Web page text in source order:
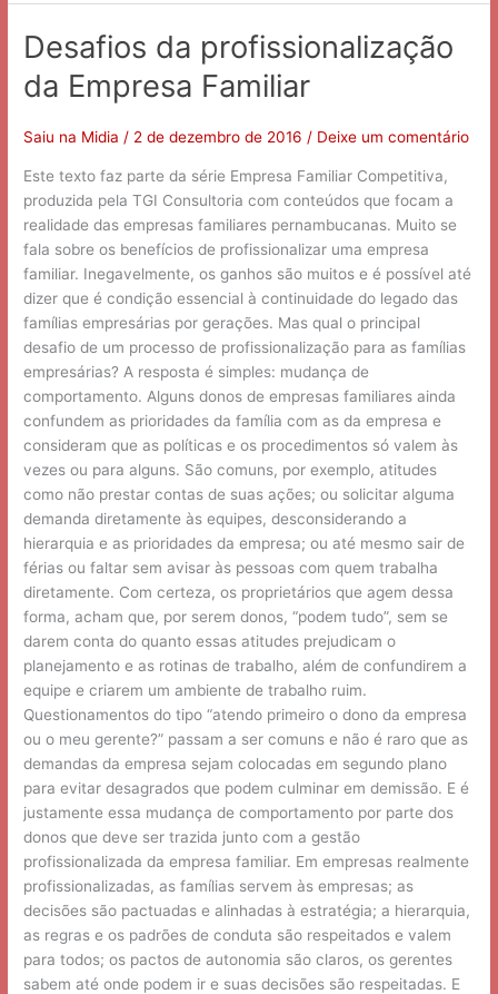
Desafios da profissionalização
da Empresa Familiar
Saiu na Midia / 2 de dezembro de 2016 / Deixe um comentário
Este texto faz parte da série Empresa Familiar Competitiva,
produzida pela TGI Consultoria com conteúdos que focam a
realidade das empresas familiares pernambucanas. Muito se
fala sobre os benefícios de profissionalizar uma empresa
familiar. Inegavelmente, os ganhos são muitos e é possível até
dizer que é condição essencial à continuidade do legado das
famílias empresárias por gerações. Mas qual o principal
desafio de um processo de profissionalização para as famílias
empresárias? A resposta é simples: mudança de
comportamento. Alguns donos de empresas familiares ainda
confundem as prioridades da família com as da empresa e
consideram que as políticas e os procedimentos só valem às
vezes ou para alguns. São comuns, por exemplo, atitudes
como não prestar contas de suas ações; ou solicitar alguma
demanda diretamente às equipes, desconsiderando a
hierarquia e as prioridades da empresa; ou até mesmo sair de
férias ou faltar sem avisar às pessoas com quem trabalha
diretamente. Com certeza, os proprietários que agem dessa
forma, acham que, por serem donos, “podem tudo”, sem se
darem conta do quanto essas atitudes prejudicam o
planejamento e as rotinas de trabalho, além de confundirem a
equipe e criarem um ambiente de trabalho ruim.
Questionamentos do tipo “atendo primeiro o dono da empresa
ou o meu gerente?” passam a ser comuns e não é raro que as
demandas da empresa sejam colocadas em segundo plano
para evitar desagrados que podem culminar em demissão. E é
justamente essa mudança de comportamento por parte dos
donos que deve ser trazida junto com a gestão
profissionalizada da empresa familiar. Em empresas realmente
profissionalizadas, as famílias servem às empresas; as
decisões são pactuadas e alinhadas à estratégia; a hierarquia,
as regras e os padrões de conduta são respeitados e valem
para todos; os pactos de autonomia são claros, os gerentes
sabem até onde podem ir e suas decisões são respeitadas. E
Desafios
da
profissionalização
Empresa